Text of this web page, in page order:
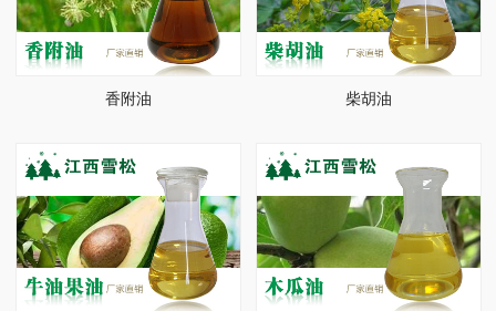
香附油 柴胡油